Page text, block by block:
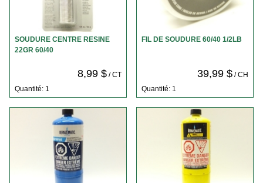
SOUDURE CENTRE RESINE
22GR 60/40
8,99 $/ CT
Quantité: 1
FIL DE SOUDURE 60/40 1/2LB
39,99 $/ CH
Quantité: 1